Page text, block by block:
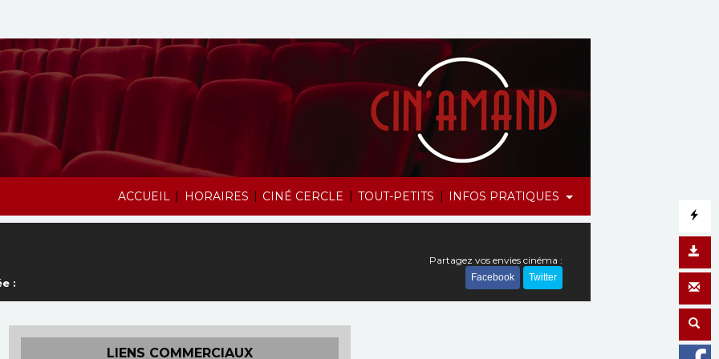
ACCUEIL | HORAIRES | CINÉ CERCLE | TOUT-PETITS | INFOS PRATIQUES
:
Partagez vos envies cinéma :
Facebook Twitter
LIENS COMMERCIAUX